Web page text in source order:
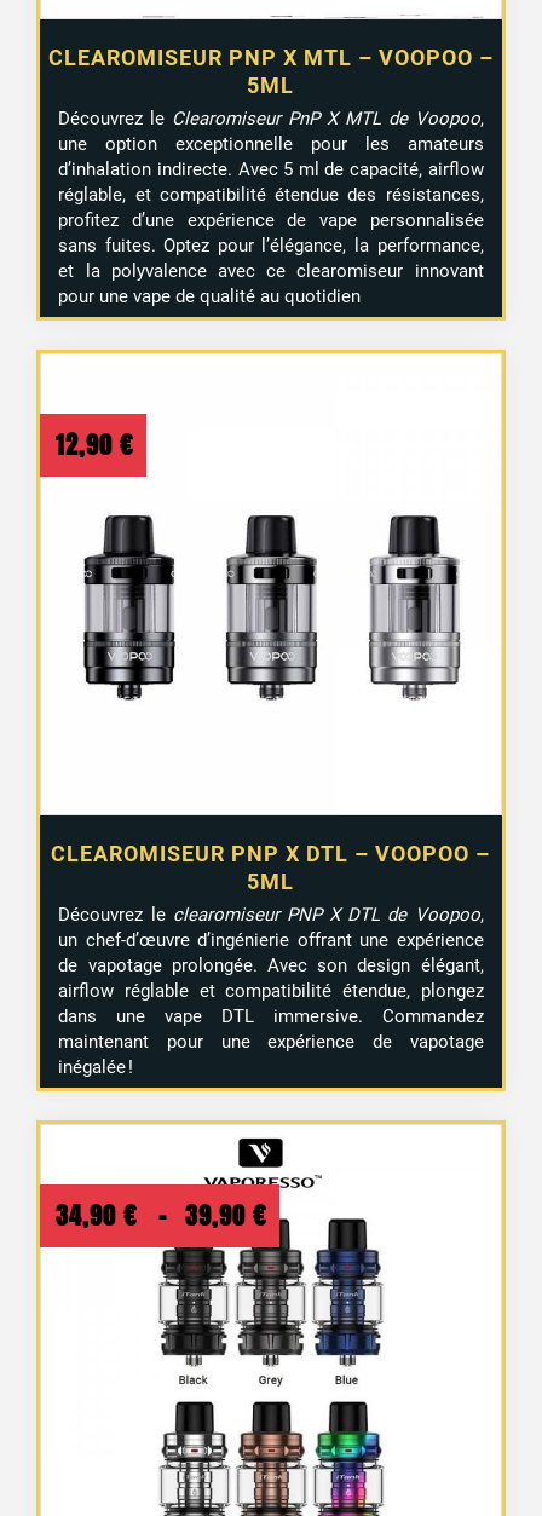
1 avis
CLEAROMISEUR PNP X MTL – VOOPOO –
5ML
Découvrez le Clearomiseur PnP X MTL de Voopoo,
une option exceptionnelle pour les amateurs
d’inhalation indirecte. Avec 5 ml de capacité, airflow
réglable, et compatibilité étendue des résistances,
profitez d’une expérience de vape personnalisée
sans fuites. Optez pour l’élégance, la performance,
et la polyvalence avec ce clearomiseur innovant
pour une vape de qualité au quotidien
CLEAROMISEUR PNP X DTL – VOOPOO –
5ML
12,90 €
Découvrez le clearomiseur PNP X DTL de Voopoo,
un chef-d’œuvre d’ingénierie offrant une expérience
de vapotage prolongée. Avec son design élégant,
airflow réglable et compatibilité étendue, plongez
dans une vape DTL immersive. Commandez
maintenant pour une expérience de vapotage
inégalée !
34,90 € – 39,90 € Plage
de
prix :
34,90 €
à
39,90 €